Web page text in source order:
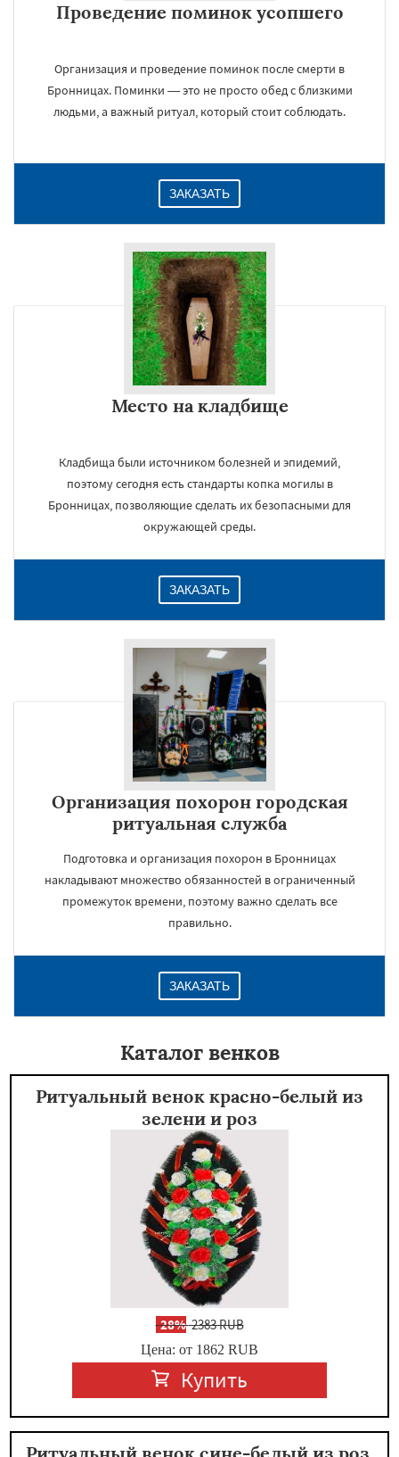
Проведение поминок усопшего
Организация и проведение поминок после смерти в
Бронницах. Поминки — это не просто обед с близкими
людьми, а важный ритуал, который стоит соблюдать.
ЗАКАЗАТЬ
Место на кладбище
Кладбища были источником болезней и эпидемий,
поэтому сегодня есть стандарты копка могилы в
Бронницах, позволяющие сделать их безопасными для
окружающей среды.
ЗАКАЗАТЬ
Организация похорон городская
ритуальная служба
Подготовка и организация похорон в Бронницах
накладывают множество обязанностей в ограниченный
промежуток времени, поэтому важно сделать все
правильно.
ЗАКАЗАТЬ
Каталог венков
Ритуальный венок красно-белый из
зелени и роз
-28%2383 RUB
Цена: от 1862 RUB
Купить